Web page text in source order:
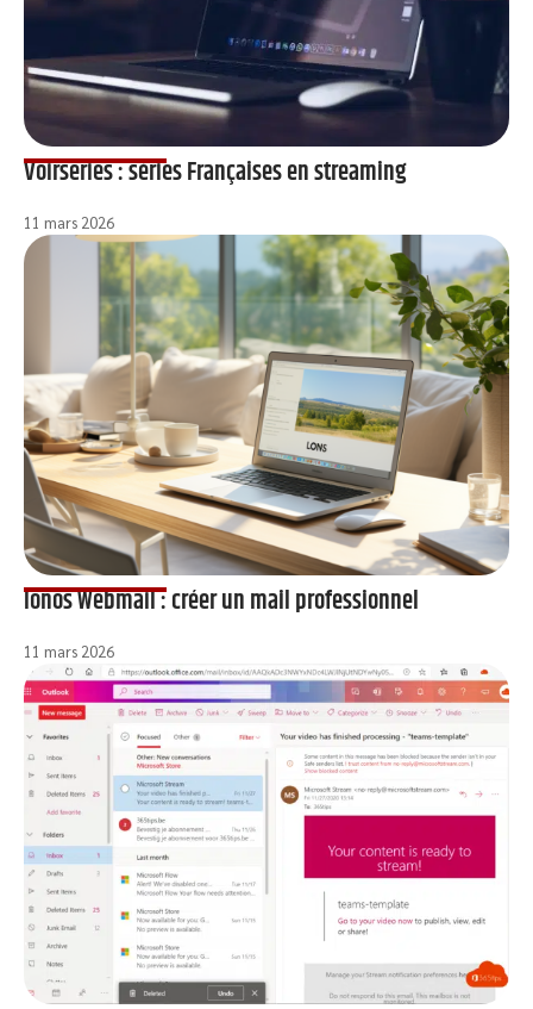
Voirseries : séries Françaises en streaming
11 mars 2026
Ionos Webmail : créer un mail professionnel
11 mars 2026